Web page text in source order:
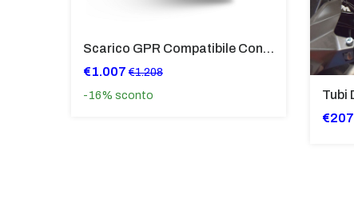
Scarico GPR Compatibile Con Bmw K 1600 Gt 2017-2021 - Hyper Sonic Black Titanium
€1.007 €1.208
-16% sconto
€207